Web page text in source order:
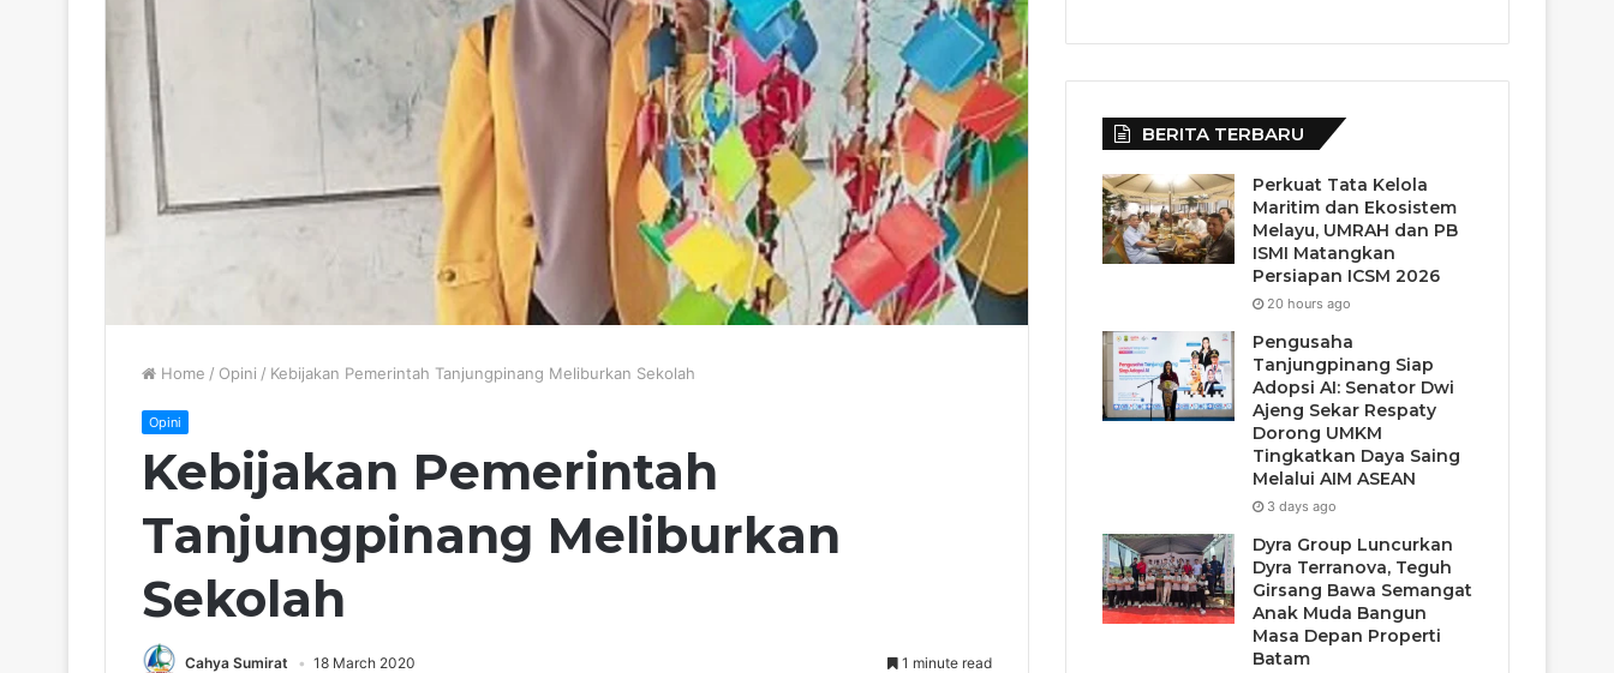
Home / Opini / Kebijakan Pemerintah Tanjungpinang Meliburkan Sekolah
Opini
Kebijakan Pemerintah
Tanjungpinang Meliburkan
Sekolah
Cahya Sumirat 18 March 2020 1 minute read
BERITA TERBARU
Perkuat Tata Kelola
Maritim dan Ekosistem
Melayu, UMRAH dan PB
ISMI Matangkan
Persiapan ICSM 2026
20 hours ago
Pengusaha
Tanjungpinang Siap
Adopsi AI: Senator Dwi
Ajeng Sekar Respaty
Dorong UMKM
Tingkatkan Daya Saing
Melalui AIM ASEAN
3 days ago
Dyra Group Luncurkan
Dyra Terranova, Teguh
Girsang Bawa Semangat
Anak Muda Bangun
Masa Depan Properti
Batam